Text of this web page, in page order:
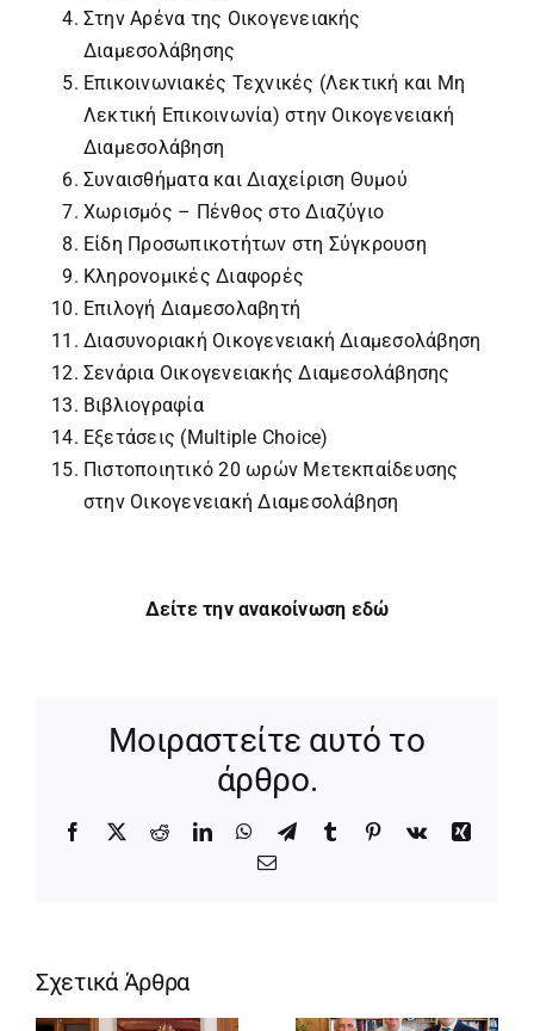
Στην Αρένα της Οικογενειακής
Διαμεσολάβησης
Επικοινωνιακές Τεχνικές (Λεκτική και Μη
Λεκτική Επικοινωνία) στην Οικογενειακή
Διαμεσολάβηση
Συναισθήματα και Διαχείριση Θυμού
Χωρισμός – Πένθος στο Διαζύγιο
Είδη Προσωπικοτήτων στη Σύγκρουση
Κληρονομικές Διαφορές
Επιλογή Διαμεσολαβητή
Διασυνοριακή Οικογενειακή Διαμεσολάβηση
Σενάρια Οικογενειακής Διαμεσολάβησης
Βιβλιογραφία
Εξετάσεις (Multiple Choice)
Πιστοποιητικό 20 ωρών Μετεκπαίδευσης
στην Οικογενειακή Διαμεσολάβηση
Δείτε την ανακοίνωση εδώ
Μοιραστείτε αυτό το
άρθρο.
Facebook
X RedditLinkedInWhatsApp
TelegramTumblr Pinterest
Vk
Xing
Email
Σχετικά Άρθρα